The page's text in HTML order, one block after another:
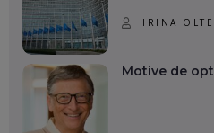
IRINA
Motive de